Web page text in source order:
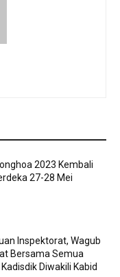
2023 Kembali
27-28 Mei
Inspektorat, Wagub
Bersama Semua
Kadisdik Diwakili Kabid